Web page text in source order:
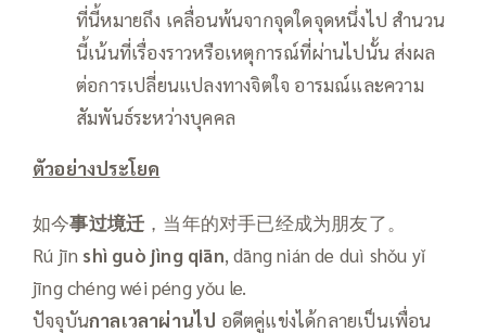
ที่นี้หมายถึง เคลื่อนพ้นจากจุดใดจุดหนึ่งไป สำนวน
นี้เน้นที่เรื่องราวหรือเหตุการณ์ที่ผ่านไปนั้น ส่งผล
ต่อการเปลี่ยนแปลงทางจิตใจ อารมณ์และความ
สัมพันธ์ระหว่างบุคคล
ตัวอย่างประโยค
如今事过境迁 ，当年的对手已经成为朋友了。
Rú jīn shì guò jìng qiān, dāng nián de duì shǒu yǐ
jīng chéng wéi péng yǒu le.
ปัจจุบันกาลเวลาผ่านไป อดีตคู่แข่งได้กลายเป็นเพื่อน